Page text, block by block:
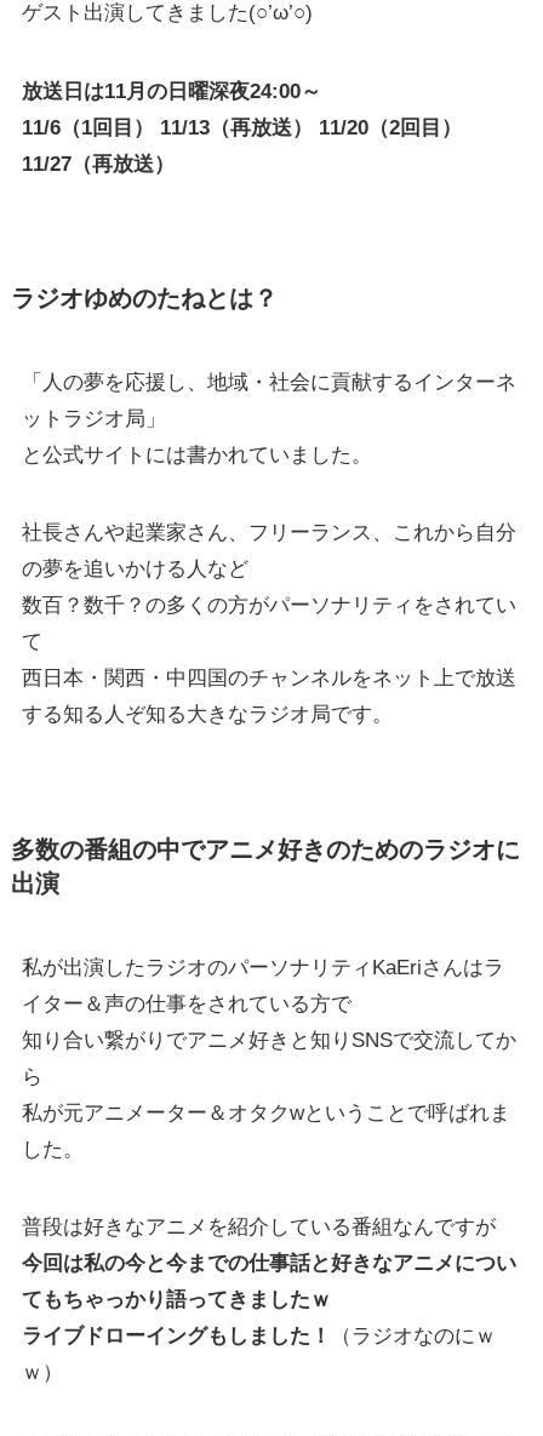
ゲスト出演してきました(○’ω’○)
放送日は11月の日曜深夜24:00～
11/6（1回目） 11/13（再放送） 11/20（2回目）
11/27（再放送）
ラジオゆめのたねとは？
「人の夢を応援し、地域・社会に貢献するインターネ
ットラジオ局」
と公式サイトには書かれていました。
社長さんや起業家さん、フリーランス、これから自分
の夢を追いかける人など
数百？数千？の多くの方がパーソナリティをされてい
て
西日本・関西・中四国のチャンネルをネット上で放送
する知る人ぞ知る大きなラジオ局です。
多数の番組の中でアニメ好きのためのラジオに
出演
私が出演したラジオのパーソナリティKaEriさんはラ
イター＆声の仕事をされている方で
知り合い繋がりでアニメ好きと知りSNSで交流してか
ら
私が元アニメーター＆オタクwということで呼ばれま
した。
普段は好きなアニメを紹介している番組なんですが
今回は私の今と今までの仕事話と好きなアニメについ
てもちゃっかり語ってきましたｗ
ライブドローイングもしました！
（ラジオなのにｗ
ｗ）